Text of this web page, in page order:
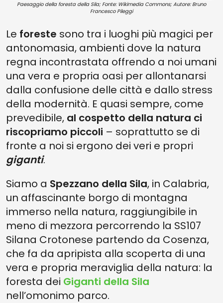
Paesaggio della foresta della Sila; Fonte: Wikimedia Commons; Autore: Bruno
Francesco Pileggi
Le foreste sono tra i luoghi più magici per
antonomasia, ambienti dove la natura
regna incontrastata offrendo a noi umani
una vera e propria oasi per allontanarsi
dalla confusione delle città e dallo stress
della modernità. E quasi sempre, come
prevedibile, al cospetto della natura ci
riscopriamo piccoli – soprattutto se di
fronte a noi si ergono dei veri e propri
giganti.
Siamo a Spezzano della Sila, in Calabria,
un affascinante borgo di montagna
immerso nella natura, raggiungibile in
meno di mezzora percorrendo la SS107
Silana Crotonese partendo da Cosenza,
che fa da apripista alla scoperta di una
vera e propria meraviglia della natura: la
foresta dei Giganti della Sila
nell’omonimo parco.